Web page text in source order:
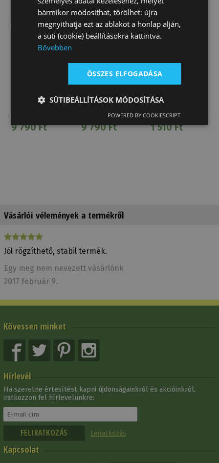
Kantártartó
9 790 Ft
Kantártartó
9 790 Ft
Gyűjtőkarika
1 510 Ft
Vásárlói vélemények a termékről
Jól rögzíthető, stabil termék.
Egy meg nem nevezett vásárlónk
2017 február 9.
Kövessen minket
Hírlevél
Ha szeretne értesítést kapni újdonságainkról és akcióinkról,
iratkozzon fel hírlevelünkre:
Leiratkozás
Kapcsolat
bármikor módosíthat, törölhet: újra
megnyithatja ezt az ablakot a honlap alján,
a süti (cookie) beállításokra kattintva.
Bővebben
ÖSSZES ELFOGADÁSA
SÜTIBEÁLLÍTÁSOK MÓDOSÍTÁSA
POWERED BY COOKIESCRIPT